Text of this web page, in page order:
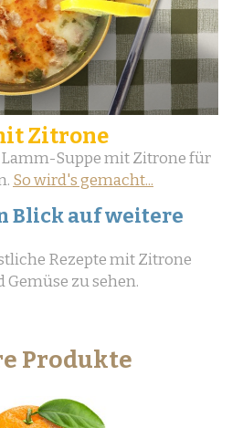
Zitrone
Suppe mit Zitrone für
So wird's gemacht...
Blick auf weitere
Rezepte mit Zitrone
Gemüse zu sehen.
Produkte